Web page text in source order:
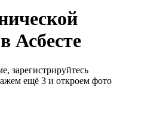
Асбесте
зарегистрируйтесь
ещё 3 и откроем фото